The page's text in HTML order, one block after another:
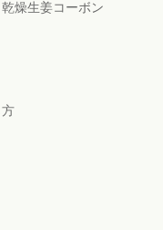
燥生姜コーボン